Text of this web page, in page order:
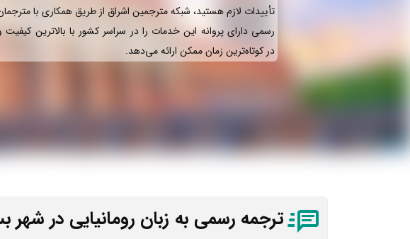
تأییدات لازم هستید، شبکه مترجمین اشراق از طریق همکاری با
رسمی دارای پروانه این خدمات را در سراسر کشور با بالاترین کیفیت
در کوتاه‌ترین زمان ممکن ارائه می‌دهد.
ترجمه رسمی به زبان رومانیایی در شهر